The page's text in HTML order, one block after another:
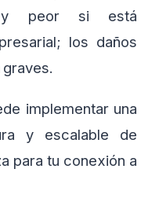
y peor si está
los daños
implementar una
y escalable de
para tu conexión a